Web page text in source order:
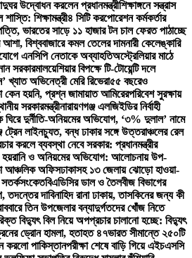
উদ্বোধন করলেন প্রধানমন্ত্রীশিক্ষাঙ্গনে সন্ত্রাস
শিক্ষামন্ত্রী৪ সিটি করপোরেশন কর্মকর্তার
ভারতের সাড়ে ১১ হাজার টন চাল ফেরত পাঠাচ্ছে
বিশ্ববাজারে কমল তেলের দামনারী কেলেঙ্কারি
এনসিপি নেতাকে অব্যাহতিঅস্ট্রেলিয়ার মাঠে
সরকারমালয়েশিয়ার বিপক্ষে টি-টোয়েন্টি দলে
খ্যাত অভিনেত্রী মেরি রিভেরা৫৫ বছরেও
কেন হয়নি, প্রশ্ন জামায়াত আমিরেরপরিবেশ সুরক্ষায়
সরকারমন্ত্রীনারায়ণগঞ্জ এলজিইডির নির্বাহী
দুর্নীতি-অনিয়মের অভিযোগ, ‘৩% দুলাল’ নামে
ট্রেন লাইনচ্যুত, বন্ধ ঢাকার সঙ্গে উত্তরাঞ্চলের রেল
করলে ব্যবস্থা নেবে সরকার: প্রধানমন্ত্রীর
ও অনিয়মের অভিযোগ: আলোচনায় উপ-
আঞ্চলিক অফিসঢাকাসহ ১৩ জেলায় ঝোড়ো হাওয়া-
সতর্কসংকেতবিএডিসির ডাল ও তৈলবীজ বিভাগের
তদন্তের দাবিনাহিদ রানা ঢাকায়, তাসকিনের জন্য কী
তিন উপজেলার বন্যাদুর্গতদের খোঁজ নিতে
বিদ্যুৎ বিল নিয়ে অপপ্রচার চালানো হচ্ছে: বিদ্যুৎ
ড্রোন হামলা, হতাহত ৪৭ভারত সীমান্তে ২৫০টি
করলো পাকিস্তানপরীক্ষা শেষে বাড়ি গিয়ে এইচএসসি